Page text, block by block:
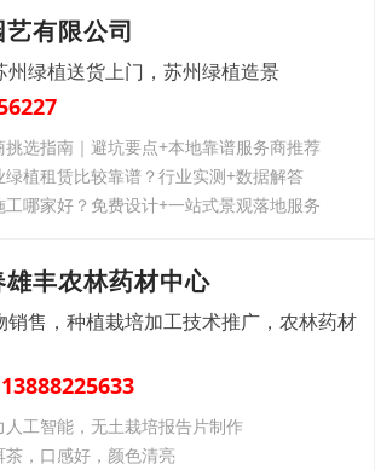
有限公司
州绿植送货上门，苏州绿植造景
选指南｜避坑要点+本地靠谱服务商推荐
植租赁比较靠谱？行业实测+数据解答
哪家好？免费设计+一站式景观落地服务
丰农林药材中心
销售，种植栽培加工技术推广，农林药材
13888225633
工智能，无土栽培报告片制作
，口感好，颜色清亮